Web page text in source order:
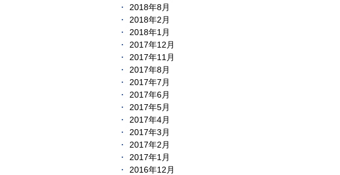
2018年8月
2018年2月
2018年1月
2017年12月
2017年11月
2017年8月
2017年7月
2017年6月
2017年5月
2017年4月
2017年3月
2017年2月
2017年1月
2016年12月